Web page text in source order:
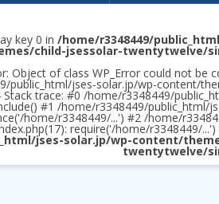
key 0 in /home/r3348449/
child-jsessolar-twentytwelve/
Object of class WP_Error could not be
public_html/jses-solar.jp/wp-content/
trace: #0 /home/r3348449/
#1 /home/r3348449/public_html/
home/r3348449/...') #2 /home/
require('/home/r3348449/
jses-solar.jp/wp-content/
twentytwelve/